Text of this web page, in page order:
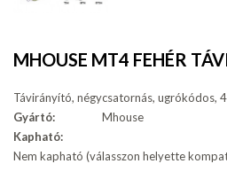
MHOUSE MT4 FEHÉR
Távirányító, négycsatornás, ugrókódos,
Gyártó:
Mhouse
Kapható:
Nem kapható (válasszon helyette